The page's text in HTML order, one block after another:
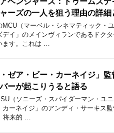
ーズの一人を狙う理由の詳細
（マーベル・シネマティック・
デイ」のメインヴィランであるドク
ます。これは …
ゼア・ビー・カーネイジ」監
ーが起こりうると語る
（ソニーズ・スパイダーマン・ユ
カーネイジ」のアンディ・サーキス
将来的 …